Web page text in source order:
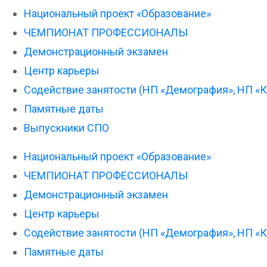
Национальный проект «Образование»
ЧЕМПИОНАТ ПРОФЕССИОНАЛЫ
Демонстрационный экзамен
Центр карьеры
Содействие занятости (НП «Демография», НП
Памятные даты
Выпускники СПО
Национальный проект «Образование»
ЧЕМПИОНАТ ПРОФЕССИОНАЛЫ
Демонстрационный экзамен
Центр карьеры
Содействие занятости (НП «Демография», НП
Памятные даты